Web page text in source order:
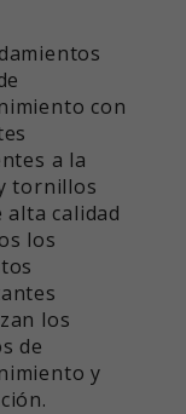
con
a la
tornillos
alta calidad
los
los
de
y
otras
de los
si el
lo ha
para realizar
del sitio web
del sitio
la
y
a los